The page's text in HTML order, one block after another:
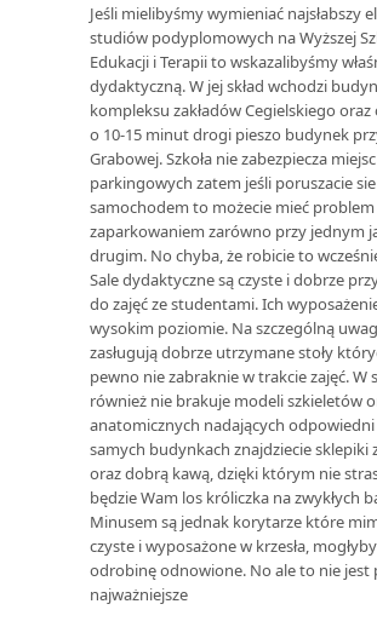
Jeśli mielibyśmy wymieniać najsłabszy
studiów podyplomowych na Wyższej
Edukacji i Terapii to wskazalibyśmy
dydaktyczną. W jej skład wchodzi
kompleksu zakładów Cegielskiego
o 10-15 minut drogi pieszo budynek
Grabowej. Szkoła nie zabezpiecza miejsc
parkingowych zatem jeśli poruszacie sie
samochodem to możecie mieć problem
zaparkowaniem zarówno przy jednym
drugim. No chyba, że robicie to
Sale dydaktyczne są czyste i dobrze
do zajęć ze studentami. Ich
wysokim poziomie. Na szczególną
zasługują dobrze utrzymane stoły
pewno nie zabraknie w trakcie zajęć. W
również nie brakuje modeli szkieletów
anatomicznych nadających
samych budynkach znajdziecie sklepiki
oraz dobrą kawą, dzięki którym nie
będzie Wam los króliczka na zwykłych
Minusem są jednak korytarze które
czyste i wyposażone w krzesła,
odrobinę odnowione. No ale to nie jest
najważniejsze